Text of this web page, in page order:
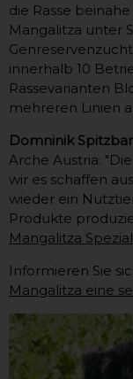
die Rasse
Mangalitza unter
innerhalb 10
Rassevarianten
mehreren Linien
Domninik
Arche Austria:
wir es schaffen
wieder ein
Produkte
Mangalitza
Informieren Sie
Mangalitza eine